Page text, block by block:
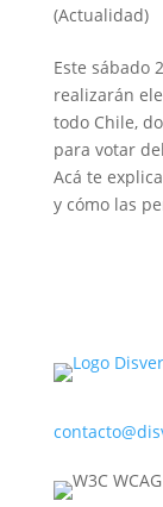
(Actualidad)
Este sábado
realizarán
todo Chile,
para votar
Acá te
y cómo las